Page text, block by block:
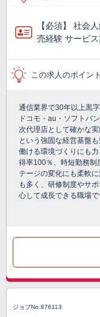
【必須】 社会
売経験 サービ
この求人のポイント
通信業界で30年以上黒
ドコモ・au・ソフトバ
次代理店として確かな
という強固な経営基盤
働ける環境づくりにも
得率100％、時短勤務制
テージの変化にも柔軟
も多く、研修制度やサ
心して成長できる職場で
ジョブNo.876113